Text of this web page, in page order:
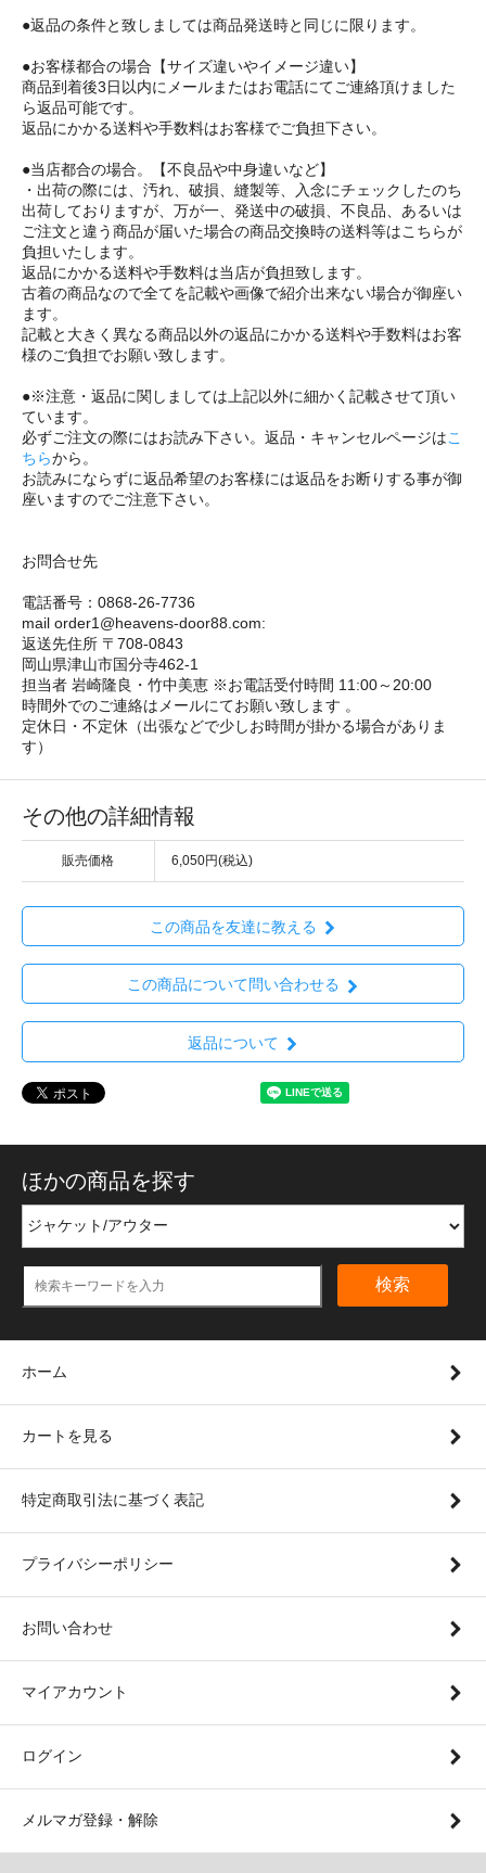
●返品の条件と致しましては商品発送時と同じに限ります。
●お客様都合の場合【サイズ違いやイメージ違い】
商品到着後3日以内にメールまたはお電話にてご連絡頂けました
ら返品可能です。
返品にかかる送料や手数料はお客様でご負担下さい。
●当店都合の場合。【不良品や中身違いなど】
・出荷の際には、汚れ、破損、縫製等、入念にチェックしたのち
出荷しておりますが、万が一、発送中の破損、不良品、あるいは
ご注文と違う商品が届いた場合の商品交換時の送料等はこちらが
負担いたします。
返品にかかる送料や手数料は当店が負担致します。
古着の商品なので全てを記載や画像で紹介出来ない場合が御座い
ます。
記載と大きく異なる商品以外の返品にかかる送料や手数料はお客
様のご負担でお願い致します。
●※注意・返品に関しましては上記以外に細かく記載させて頂い
ています。
必ずご注文の際にはお読み下さい。返品・キャンセルページはこ
ちらから。
お読みにならずに返品希望のお客様には返品をお断りする事が御
座いますのでご注意下さい。
お問合せ先
電話番号：0868-26-7736
mail order1@heavens-door88.com:
返送先住所 〒708-0843
岡山県津山市国分寺462-1
担当者 岩崎隆良・竹中美恵 ※お電話受付時間 11:00～20:00
時間外でのご連絡はメールにてお願い致します 。
定休日・不定休（出張などで少しお時間が掛かる場合がありま
す）
その他の詳細情報
販売価格 6,050円(税込)
この商品を友達に教える
この商品について問い合わせる
返品について
ほかの商品を探す
検索
ホーム
カートを見る
特定商取引法に基づく表記
プライバシーポリシー
お問い合わせ
マイアカウント
ログイン
メルマガ登録・解除